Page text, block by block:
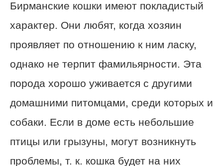
Бирманские кошки имеют покладистый
характер. Они любят, когда хозяин
проявляет по отношению к ним ласку,
однако не терпит фамильярности. Эта
порода хорошо уживается с другими
домашними питомцами, среди которых и
собаки. Если в доме есть небольшие
птицы или грызуны, могут возникнуть
проблемы, т. к. кошка будет на них